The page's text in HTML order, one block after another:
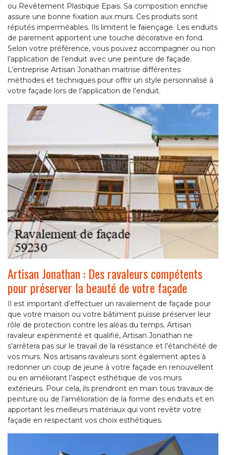
ou Revêtement Plastique Epais. Sa composition enrichie
assure une bonne fixation aux murs. Ces produits sont
réputés imperméables. Ils limitent le faïençage. Les enduits
de parement apportent une touche décorative en fond.
Selon votre préférence, vous pouvez accompagner ou non
l’application de l’enduit avec une peinture de façade.
L’entreprise Artisan Jonathan maitrise différentes
méthodes et techniques pour offrir un style personnalisé à
votre façade lors de l’application de l’enduit.
Artisan Jonathan : Des ravaleurs compétents
pour préserver la beauté de votre façade
Il est important d’effectuer un ravalement de façade pour
que votre maison ou votre bâtiment puisse préserver leur
rôle de protection contre les aléas du temps. Artisan
ravaleur expérimenté et qualifié, Artisan Jonathan ne
s’arrêtera pas sur le travail de la résistance et l’étanchéité de
vos murs. Nos artisans ravaleurs sont également aptes à
redonner un coup de jeune à votre façade en renouvellent
ou en améliorant l’aspect esthétique de vos murs
extérieurs. Pour cela, ils prendront en main tous travaux de
peinture ou de l’amélioration de la forme des enduits et en
apportant les meilleurs matériaux qui vont revêtir votre
façade en respectant vos choix esthétiques.